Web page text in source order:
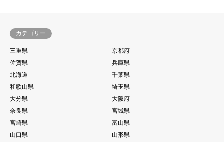
カテゴリー
三重県
京都府
佐賀県
兵庫県
北海道
千葉県
和歌山県
埼玉県
大分県
大阪府
奈良県
宮城県
宮崎県
富山県
山口県
山形県